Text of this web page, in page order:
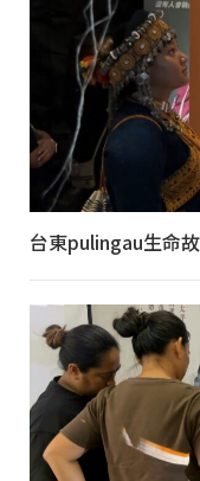
台東pulingau生命